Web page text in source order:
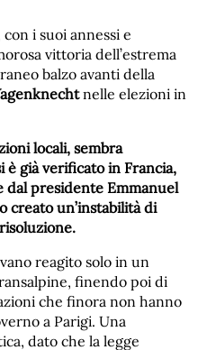
i suoi annessi e
vittoria dell’estrema
balzo avanti della
nelle elezioni in
locali, sembra
è già verificato in Francia,
presidente Emmanuel
creato un’instabilità di
reagito solo in un
finendo poi di
che finora non hanno
a Parigi. Una
dato che la legge